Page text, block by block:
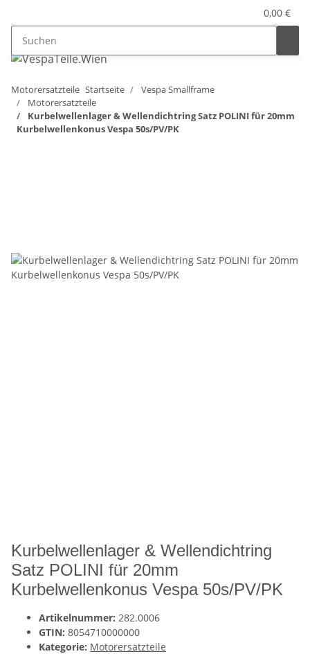
0,00 €
Motorersatzteile Startseite
Vespa Smallframe
Motorersatzteile
Kurbelwellenlager & Wellendichtring Satz POLINI für 20mm
Kurbelwellenkonus Vespa 50s/PV/PK
Kurbelwellenlager & Wellendichtring
Satz POLINI für 20mm
Kurbelwellenkonus Vespa 50s/PV/PK
Artikelnummer: 282.0006
GTIN: 8054710000000
Kategorie: Motorersatzteile